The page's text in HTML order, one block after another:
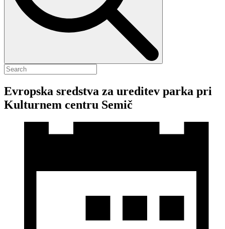
Evropska sredstva za ureditev parka pri
Kulturnem centru Semič